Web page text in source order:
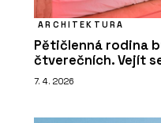
ARCHITEKTURA
Pětičlenná rodina
čtverečních. Vejít
7. 4. 2026